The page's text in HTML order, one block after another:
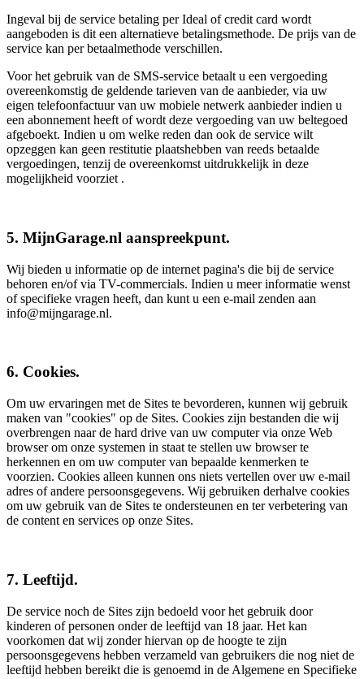
Ingeval bij de service betaling per Ideal of credit card wordt
aangeboden is dit een alternatieve betalingsmethode. De prijs van de
service kan per betaalmethode verschillen.
Voor het gebruik van de SMS-service betaalt u een vergoeding
overeenkomstig de geldende tarieven van de aanbieder, via uw
eigen telefoonfactuur van uw mobiele netwerk aanbieder indien u
een abonnement heeft of wordt deze vergoeding van uw beltegoed
afgeboekt. Indien u om welke reden dan ook de service wilt
opzeggen kan geen restitutie plaatshebben van reeds betaalde
vergoedingen, tenzij de overeenkomst uitdrukkelijk in deze
mogelijkheid voorziet .
5. MijnGarage.nl aanspreekpunt.
Wij bieden u informatie op de internet pagina's die bij de service
behoren en/of via TV-commercials. Indien u meer informatie wenst
of specifieke vragen heeft, dan kunt u een e-mail zenden aan
info@mijngarage.nl.
6. Cookies.
Om uw ervaringen met de Sites te bevorderen, kunnen wij gebruik
maken van "cookies" op de Sites. Cookies zijn bestanden die wij
overbrengen naar de hard drive van uw computer via onze Web
browser om onze systemen in staat te stellen uw browser te
herkennen en om uw computer van bepaalde kenmerken te
voorzien. Cookies alleen kunnen ons niets vertellen over uw e-mail
adres of andere persoonsgegevens. Wij gebruiken derhalve cookies
om uw gebruik van de Sites te ondersteunen en ter verbetering van
de content en services op onze Sites.
7. Leeftijd.
De service noch de Sites zijn bedoeld voor het gebruik door
kinderen of personen onder de leeftijd van 18 jaar. Het kan
voorkomen dat wij zonder hiervan op de hoogte te zijn
persoonsgegevens hebben verzameld van gebruikers die nog niet de
leeftijd hebben bereikt die is genoemd in de Algemene en Specifieke